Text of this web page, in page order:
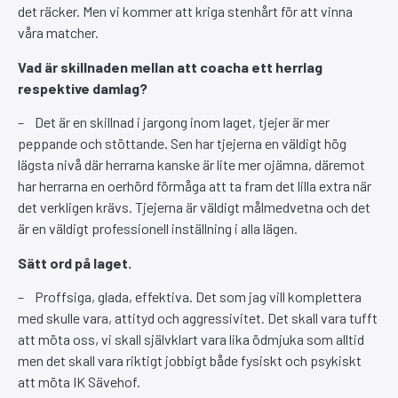
det räcker. Men vi kommer att kriga stenhårt för att vinna
våra matcher.
Vad är skillnaden mellan att coacha ett herrlag
respektive damlag?
– Det är en skillnad i jargong inom laget, tjejer är mer
peppande och stöttande. Sen har tjejerna en väldigt hög
lägsta nivå där herrarna kanske är lite mer ojämna, däremot
har herrarna en oerhörd förmåga att ta fram det lilla extra när
det verkligen krävs. Tjejerna är väldigt målmedvetna och det
är en väldigt professionell inställning i alla lägen.
Sätt ord på laget.
– Proffsiga, glada, effektiva. Det som jag vill komplettera
med skulle vara, attityd och aggressivitet. Det skall vara tufft
att möta oss, vi skall självklart vara lika ödmjuka som alltid
men det skall vara riktigt jobbigt både fysiskt och psykiskt
att möta IK Sävehof.